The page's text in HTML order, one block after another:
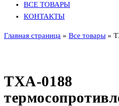
ВСЕ ТОВАРЫ
КОНТАКТЫ
Главная страница » Все товары »
ТХА-0188